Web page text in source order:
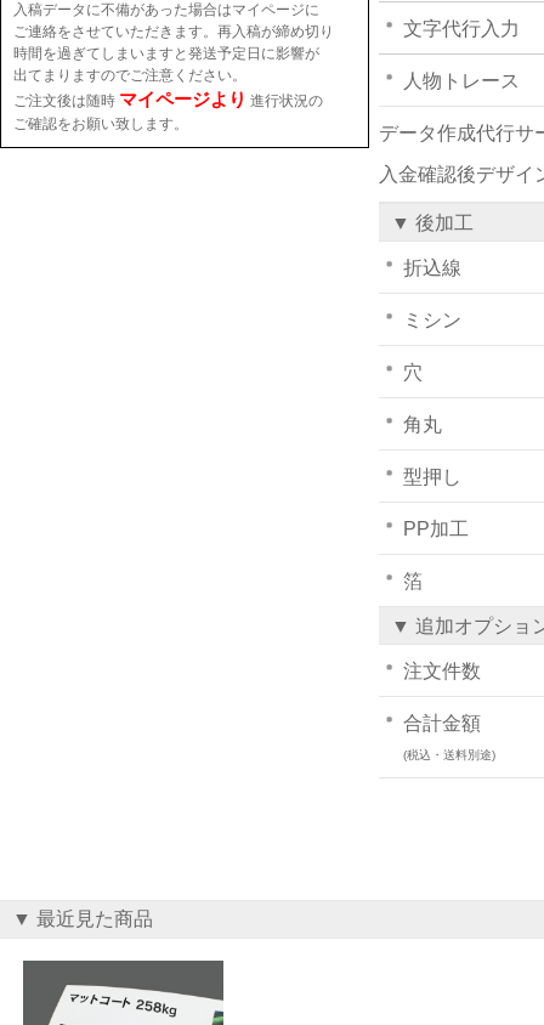
入稿データに不備があった場合はマイページに
ご連絡をさせていただきます。再入稿が締め切り
時間を過ぎてしまいますと発送予定日に影響が
出てまりますのでご注意ください。
ご注文後は随時 マイページより 進行状況の
ご確認をお願い致します。
文字代行入力
人物トレース
データ作成代行サ
入金確認後デザイ
▼ 後加工
折込線
ミシン
穴
角丸
型押し
PP加工
箔
▼ 追加オプショ
注文件数
合計金額
(税込・送料別途)
▼ 最近見た商品